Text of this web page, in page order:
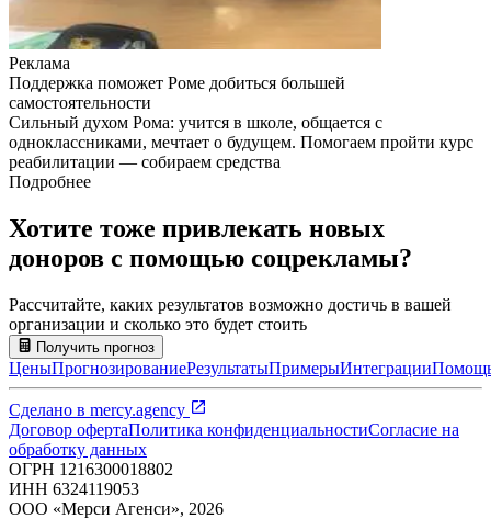
Реклама
Поддержка поможет Роме добиться большей
самостоятельности
Сильный духом Рома: учится в школе, общается с
одноклассниками, мечтает о будущем. Помогаем пройти курс
реабилитации — собираем средства
Подробнее
Хотите тоже привлекать новых
доноров с помощью соцрекламы?
Рассчитайте, каких результатов возможно достичь в вашей
организации и сколько это будет стоить
Получить прогноз
ЦеныПрогнозированиеРезультатыПримерыИнтеграции
Сделано в mercy.agency
Договор офертаПолитика конфиденциальностиСогласие на
обработку данных
ОГРН 1216300018802
ИНН 6324119053
ООО «Мерси Агенси», 2026